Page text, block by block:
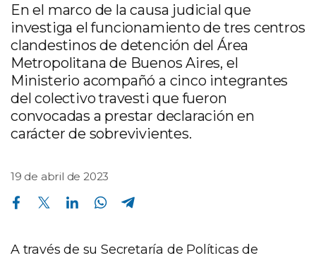
En el marco de la causa judicial que
investiga el funcionamiento de tres centros
clandestinos de detención del Área
Metropolitana de Buenos Aires, el
Ministerio acompañó a cinco integrantes
del colectivo travesti que fueron
convocadas a prestar declaración en
carácter de sobrevivientes.
19 de abril de 2023
Compartir en Facebook Compartir en Twitter Compartir en Linkedin Compartir en Whatsapp
A través de su Secretaría de Políticas de